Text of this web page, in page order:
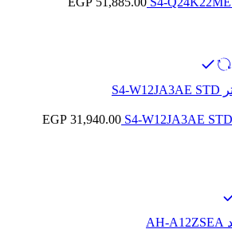
EGP 31,940.00